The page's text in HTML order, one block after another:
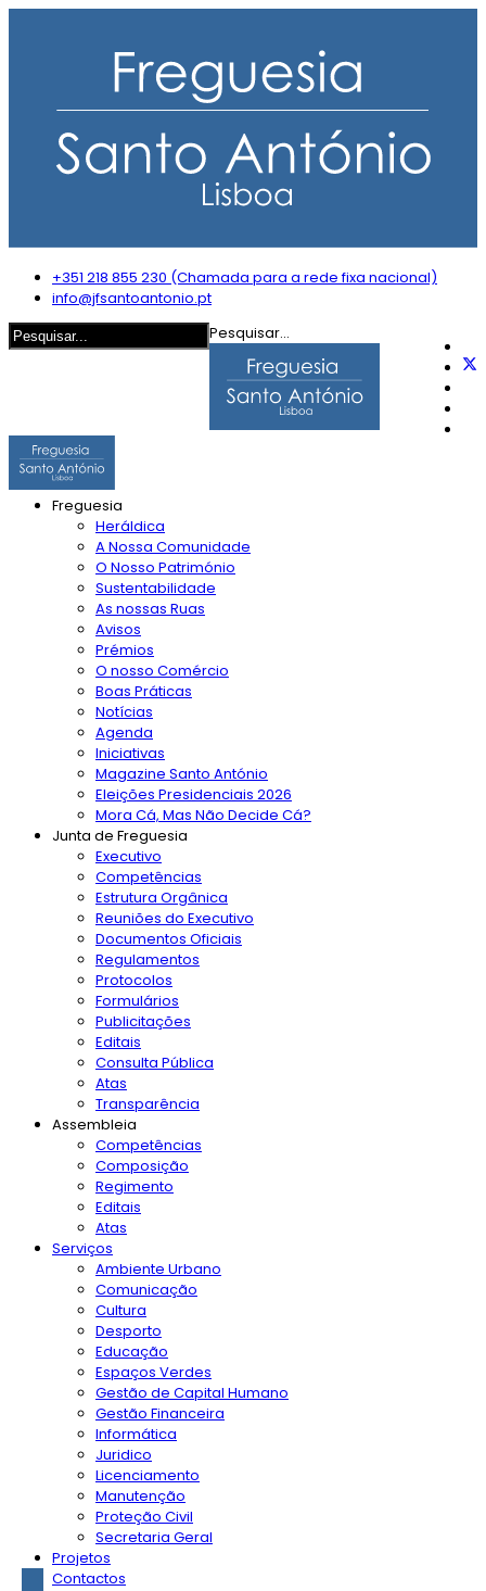
+351 218 855 230 (Chamada para a rede fixa nacional)
info@jfsantoantonio.pt
Pesquisar...
Freguesia
Heráldica
A Nossa Comunidade
O Nosso Património
Sustentabilidade
As nossas Ruas
Avisos
Prémios
O nosso Comércio
Boas Práticas
Notícias
Agenda
Iniciativas
Magazine Santo António
Eleições Presidenciais 2026
Mora Cá, Mas Não Decide Cá?
Junta de Freguesia
Executivo
Competências
Estrutura Orgânica
Reuniões do Executivo
Documentos Oficiais
Regulamentos
Protocolos
Formulários
Publicitações
Editais
Consulta Pública
Atas
Transparência
Assembleia
Competências
Composição
Regimento
Editais
Atas
Serviços
Ambiente Urbano
Comunicação
Cultura
Desporto
Educação
Espaços Verdes
Gestão de Capital Humano
Gestão Financeira
Informática
Juridico
Licenciamento
Manutenção
Proteção Civil
Secretaria Geral
Projetos
Contactos